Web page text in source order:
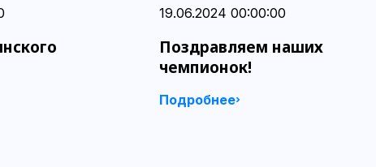
19.06.2024 00:00:00
Поздравляем наших
чемпионок!
Подробнее